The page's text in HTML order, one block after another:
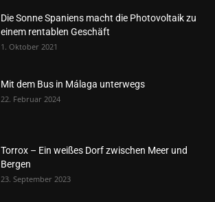
Die Sonne Spaniens macht die Photovoltaik zu
einem rentablen Geschäft
1. Oktober 2021
Mit dem Bus in Málaga unterwegs
22. Februar 2024
Torrox – Ein weißes Dorf zwischen Meer und
Bergen
23. September 2023